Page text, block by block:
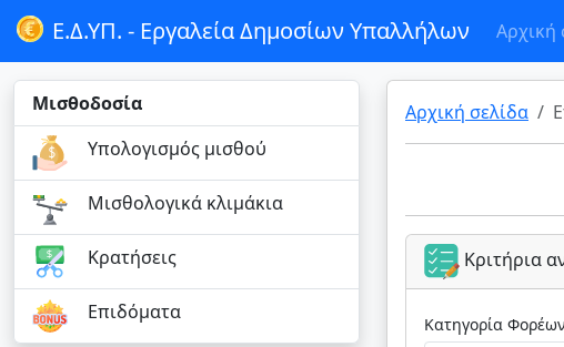
Ε.Δ.ΥΠ. - Εργαλεία Δημοσίων Υπαλλήλων Αρχική
Μισθοδοσία
Υπολογισμός μισθού
Μισθολογικά κλιμάκια
Κρατήσεις
Επιδόματα
Αρχική σελίδα
Κριτήρια
Κατηγορία Φορέων